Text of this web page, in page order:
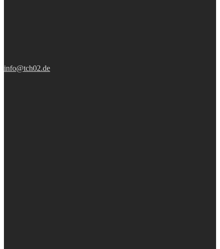
info@tch02.de